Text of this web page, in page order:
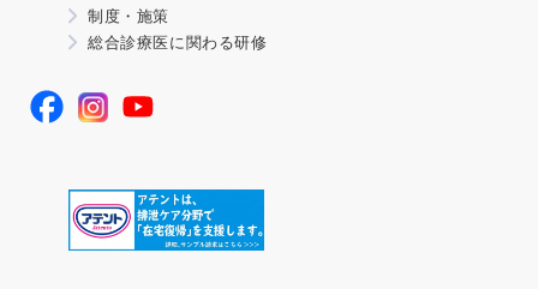
制度・施策
総合診療医に関わる研修